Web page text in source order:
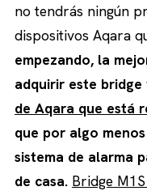
no tendrás ningún
dispositivos Aqara
empezando, la
adquirir este bridge
de Aqara que está
que por algo
sistema de alarma
de casa. Bridge